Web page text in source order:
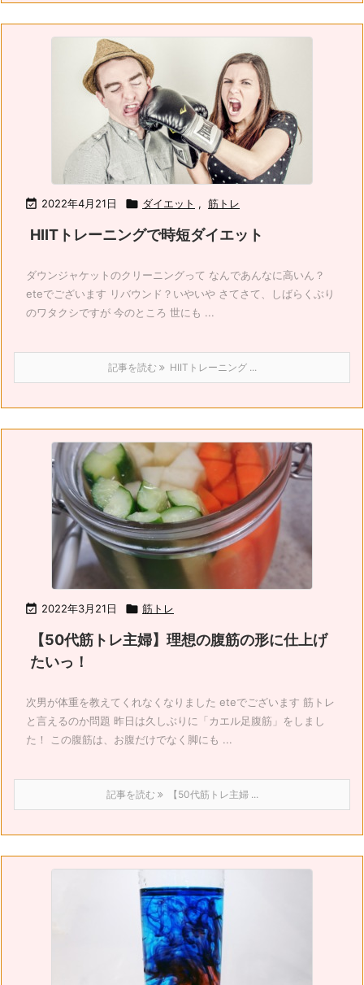
 2022年4月21日  ダイエット , 筋トレ
HIITトレーニングで時短ダイエット
ダウンジャケットのクリーニングって なんであんなに高いん？
eteでございます リバウンド？いやいや さてさて、しばらくぶり
のワタクシですが 今のところ 世にも ...
記事を読む HIITトレーニング ...
 2022年3月21日  筋トレ
【50代筋トレ主婦】理想の腹筋の形に仕上げ
たいっ！
次男が体重を教えてくれなくなりました eteでございます 筋トレ
と言えるのか問題 昨日は久しぶりに「カエル足腹筋」をしまし
た！ この腹筋は、お腹だけでなく脚にも ...
記事を読む 【50代筋トレ主婦 ...